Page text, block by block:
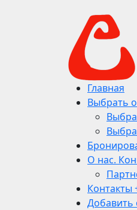
Главная
Выбрать
О нас.
Контакты
Добавить